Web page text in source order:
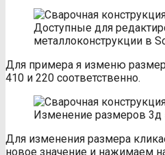
Доступные для
металлоконструкции в
Для примера я изменю
410 и 220 соответственно.
Изменение размеров 3д
Для изменения размера
новое значение и нажимаем